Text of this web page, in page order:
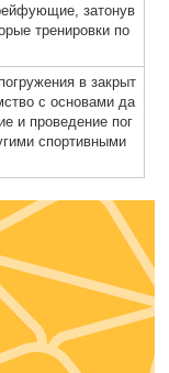
затонув
тренировки по
в закрыт
с основами да
и проведение пог
спортивными